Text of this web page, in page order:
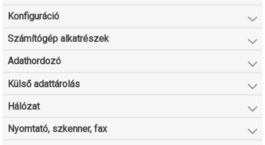
Konfiguráció
Számítógép alkatrészek
Adathordozó
Külső adattárolás
Hálózat
Nyomtató, szkenner, fax